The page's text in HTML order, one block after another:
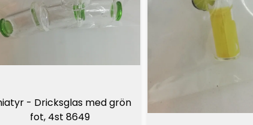
- Dricksglas med grön
fot, 4st 8649